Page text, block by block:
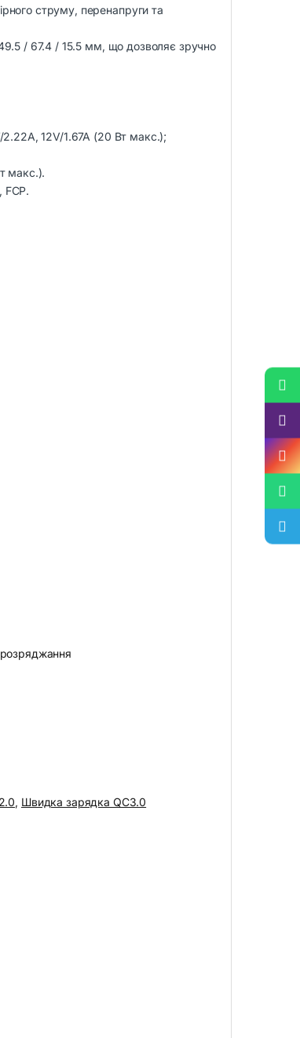
струму, перенапруги та
/ 67.4 / 15.5 мм, що дозволяє зручно
2.22A, 12V/1.67A (20 Вт макс.);
макс.).
FCP.
, Швидка зарядка QC3.0